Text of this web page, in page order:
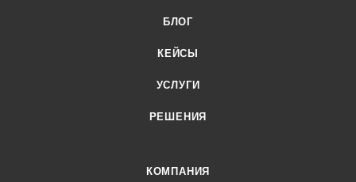
БЛОГ
КЕЙСЫ
УСЛУГИ
РЕШЕНИЯ
КОМПАНИЯ